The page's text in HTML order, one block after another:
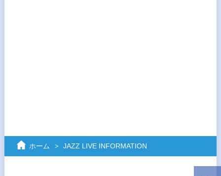
ホーム JAZZ LIVE INFORMATION